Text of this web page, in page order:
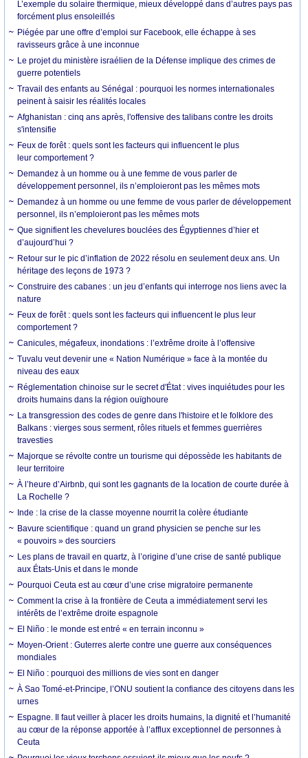
L’exemple du solaire thermique, mieux développé dans d’autres pays pas
forcément plus ensoleillés
Piégée par une offre d’emploi sur Facebook, elle échappe à ses
ravisseurs grâce à une inconnue
Le projet du ministère israélien de la Défense implique des crimes de
guerre potentiels
Travail des enfants au Sénégal : pourquoi les normes internationales
peinent à saisir les réalités locales
Afghanistan : cinq ans après, l'offensive des talibans contre les droits
s'intensifie
Feux de forêt : quels sont les facteurs qui influencent le plus
leur comportement ?
Demandez à un homme ou à une femme de vous parler de
développement personnel, ils n’emploieront pas les mêmes mots
Demandez à un homme ou une femme de vous parler de développement
personnel, ils n’emploieront pas les mêmes mots
Que signifient les chevelures bouclées des Égyptiennes d’hier et
d’aujourd’hui ?
Retour sur le pic d’inflation de 2022 résolu en seulement deux ans. Un
héritage des leçons de 1973 ?
Construire des cabanes : un jeu d’enfants qui interroge nos liens avec la
nature
Feux de forêt : quels sont les facteurs qui influencent le plus leur
comportement ?
Canicules, mégafeux, inondations : l’extrême droite à l’offensive
Tuvalu veut devenir une « Nation Numérique » face à la montée du
niveau des eaux
Réglementation chinoise sur le secret d'État : vives inquiétudes pour les
droits humains dans la région ouïghoure
La transgression des codes de genre dans l'histoire et le folklore des
Balkans : vierges sous serment, rôles rituels et femmes guerrières
travesties
Majorque se révolte contre un tourisme qui dépossède les habitants de
leur territoire
À l’heure d’Airbnb, qui sont les gagnants de la location de courte durée à
La Rochelle ?
Inde : la crise de la classe moyenne nourrit la colère étudiante
Bavure scientifique : quand un grand physicien se penche sur les
« pouvoirs » des sourciers
Les plans de travail en quartz, à l’origine d’une crise de santé publique
aux États-Unis et dans le monde
Pourquoi Ceuta est au cœur d’une crise migratoire permanente
Comment la crise à la frontière de Ceuta a immédiatement servi les
intérêts de l’extrême droite espagnole
El Niño : le monde est entré « en terrain inconnu »
Moyen-Orient : Guterres alerte contre une guerre aux conséquences
mondiales
El Niño : pourquoi des millions de vies sont en danger
À Sao Tomé-et-Principe, l’ONU soutient la confiance des citoyens dans les
urnes
Espagne. Il faut veiller à placer les droits humains, la dignité et l’humanité
au cœur de la réponse apportée à l’afflux exceptionnel de personnes à
Ceuta